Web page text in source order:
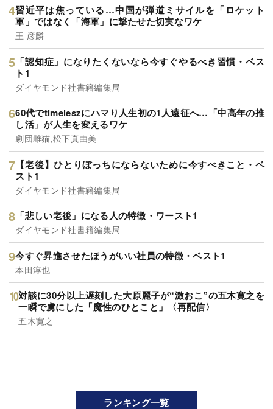
習近平は焦っている…中国が弾道ミサイルを「ロケット
軍」ではなく「海軍」に撃たせた切実なワケ
王 彦麟
「認知症」になりたくないなら今すぐやるべき習慣・ベス
ト1
ダイヤモンド社書籍編集局
60代でtimeleszにハマり人生初の1人遠征へ…「中高年の推
し活」が人生を変えるワケ
劇団雌猫,松下真由美
【老後】ひとりぼっちにならないために今すべきこと・ベ
スト1
ダイヤモンド社書籍編集局
「悲しい老後」になる人の特徴・ワースト1
ダイヤモンド社書籍編集局
今すぐ昇進させたほうがいい社員の特徴・ベスト1
本田淳也
対談に30分以上遅刻した大原麗子が“激おこ”の五木寛之を
一瞬で虜にした「魔性のひとこと」〈再配信〉
五木寛之
ランキング一覧